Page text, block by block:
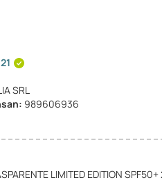
21
SRL
989606936
LIMITED EDITION